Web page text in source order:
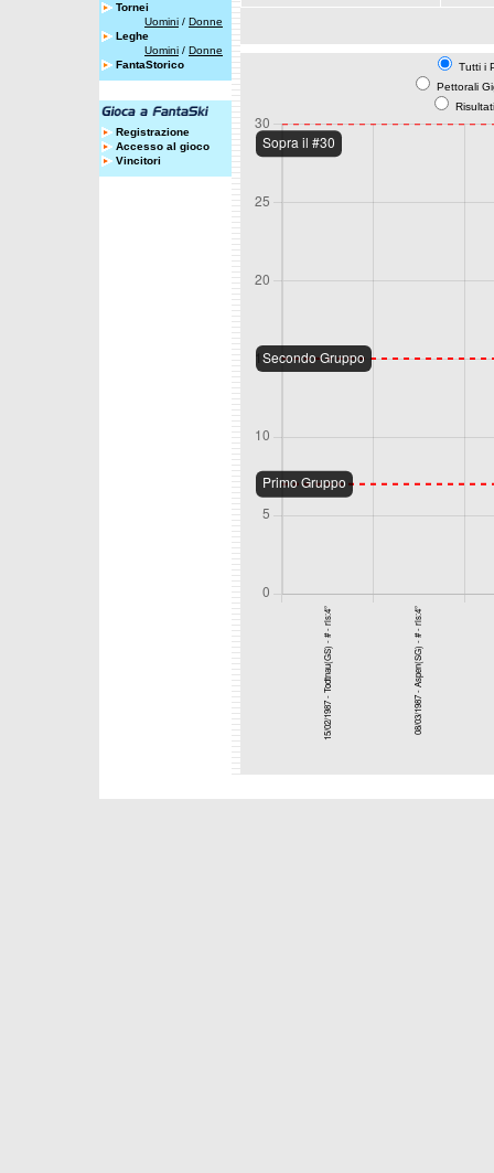
Tornei
Uomini / Donne
Leghe
Uomini / Donne
FantaStorico
Registrazione
Accesso al gioco
Vincitori
Tutti i
Pettorali